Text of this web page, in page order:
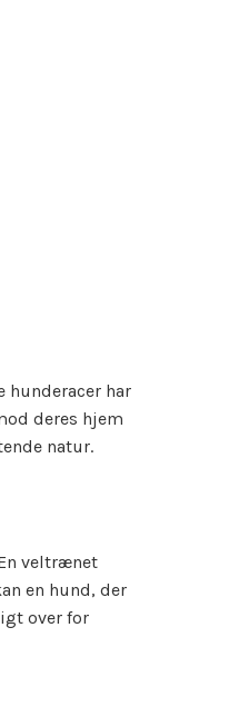
hunderacer har
deres hjem
natur.
veltrænet
en hund, der
over for